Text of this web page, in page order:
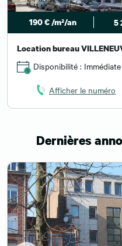
190 € /m²/an 5
Location bureau
Disponibilité : Immédiate
Afficher le numéro
Dernières